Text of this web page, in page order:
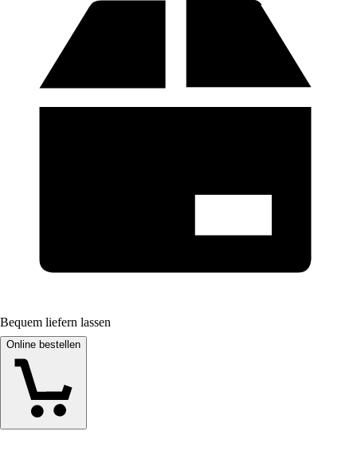
Bequem liefern lassen
Online bestellen